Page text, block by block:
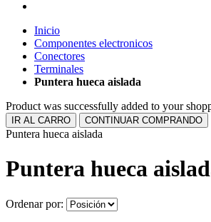
Inicio
Componentes electronicos
Conectores
Terminales
Puntera hueca aislada
Product was successfully added to your
IR AL CARRO CONTINUAR COMPRANDO
Puntera hueca aislada
Puntera hueca
Ordenar por: